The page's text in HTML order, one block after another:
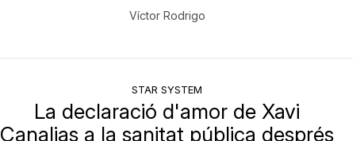
Víctor Rodrigo
STAR SYSTEM
La declaració d'amor de Xavi
Canalias a la sanitat pública després